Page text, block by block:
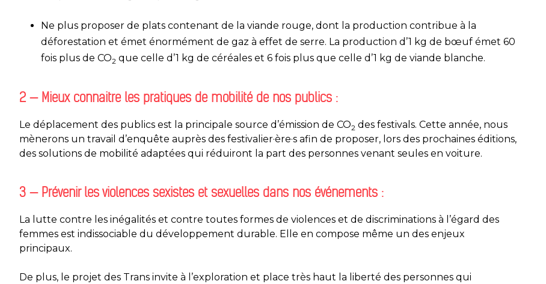
Ne plus proposer de plats contenant de la viande rouge, dont la production contribue à la
déforestation et émet énormément de gaz à effet de serre. La production d’1 kg de bœuf émet 60
fois plus de CO2 que celle d’1 kg de céréales et 6 fois plus que celle d’1 kg de viande blanche.
2 — Mieux connaitre les pratiques de mobilité de nos publics :
Le déplacement des publics est la principale source d’émission de CO2 des festivals. Cette année, nous
mènerons un travail d’enquête auprès des festivalier·ère·s afin de proposer, lors des prochaines éditions,
des solutions de mobilité adaptées qui réduiront la part des personnes venant seules en voiture.
3 — Prévenir les violences sexistes et sexuelles dans nos événements :
La lutte contre les inégalités et contre toutes formes de violences et de discriminations à l’égard des
femmes est indissociable du développement durable. Elle en compose même un des enjeux
principaux.
De plus, le projet des Trans invite à l’exploration et place très haut la liberté des personnes qui